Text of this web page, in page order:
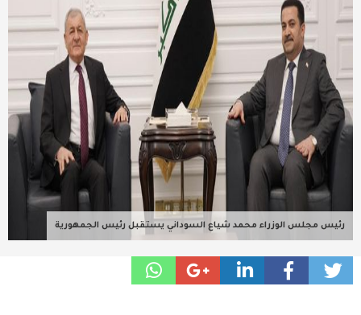
رئيس مجلس الوزراء محمد شياع السوداني يستقبل رئيس الجمهورية
مقالات
عامة ومنوعات
طب وصحة